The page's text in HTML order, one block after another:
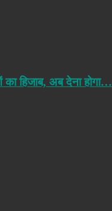
हिजाब, अब देना होगा…